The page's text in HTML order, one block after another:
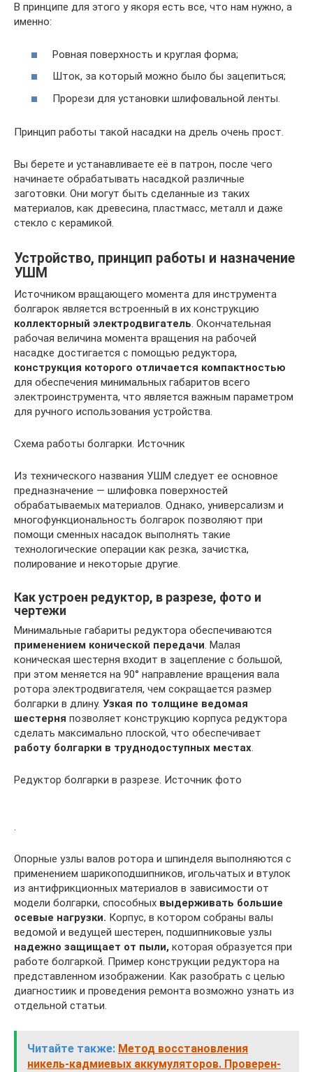
В принципе для этого у якоря есть все, что нам нужно, а
именно:
Ровная поверхность и круглая форма;
Шток, за который можно было бы зацепиться;
Прорези для установки шлифовальной ленты.
Принцип работы такой насадки на дрель очень прост.
Вы берете и устанавливаете её в патрон, после чего
начинаете обрабатывать насадкой различные
заготовки. Они могут быть сделанные из таких
материалов, как древесина, пластмасс, металл и даже
стекло с керамикой.
Устройство, принцип работы и назначение
УШМ
Источником вращающего момента для инструмента
болгарок является встроенный в их конструкцию
коллекторный электродвигатель . Окончательная
рабочая величина момента вращения на рабочей
насадке достигается с помощью редуктора,
конструкция которого отличается компактностью
для обеспечения минимальных габаритов всего
электроинструмента, что является важным параметром
для ручного использования устройства.
Схема работы болгарки. Источник
Из технического названия УШМ следует ее основное
предназначение — шлифовка поверхностей
обрабатываемых материалов. Однако, универсализм и
многофункциональность болгарок позволяют при
помощи сменных насадок выполнять такие
технологические операции как резка, зачистка,
полирование и некоторые другие.
Как устроен редуктор, в разрезе, фото и
чертежи
Минимальные габариты редуктора обеспечиваются
применением конической передачи . Малая
коническая шестерня входит в зацепление с большой,
при этом меняется на 90° направление вращения вала
ротора электродвигателя, чем сокращается размер
болгарки в длину. Узкая по толщине ведомая
шестерня позволяет конструкцию корпуса редуктора
сделать максимально плоской, что обеспечивает
работу болгарки в труднодоступных местах
Редуктор болгарки в разрезе. Источник фото
Опорные узлы валов ротора и шпинделя выполняются с
применением шарикоподшипников, игольчатых и втулок
из антифрикционных материалов в зависимости от
модели болгарки, способных выдерживать большие
осевые нагрузки. Корпус, в котором собраны валы
ведомой и ведущей шестерен, подшипниковые узлы
надежно защищает от пыли, которая образуется при
работе болгаркой. Пример конструкции редуктора на
представленном изображении. Как разобрать с целью
диагностиик и проведения ремонта возможно узнать из
отдельной статьи.
Читайте также: Метод восстановления
никель-кадмиевых аккумуляторов. Проверен-